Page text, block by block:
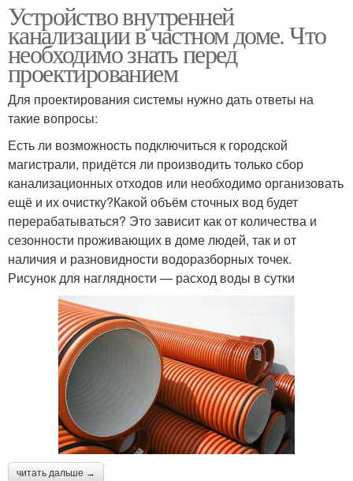
Устройство внутренней
канализации в частном доме. Что
необходимо знать перед
проектированием
Для проектирования системы нужно дать ответы на
такие вопросы:
Есть ли возможность подключиться к городской
магистрали, придётся ли производить только сбор
канализационных отходов или необходимо организовать
ещё и их очистку?Какой объём сточных вод будет
перерабатываться? Это зависит как от количества и
сезонности проживающих в доме людей, так и от
наличия и разновидности водоразборных точек.
Рисунок для наглядности — расход воды в сутки
читать дальше →